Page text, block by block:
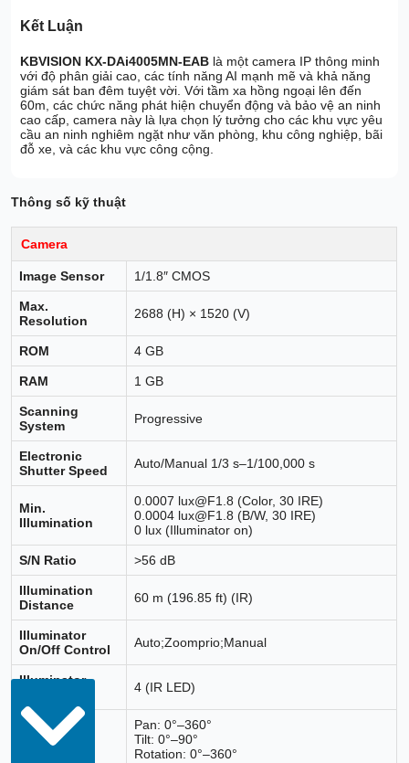
Kết Luận
KBVISION KX-DAi4005MN-EAB là một camera IP thông minh
với độ phân giải cao, các tính năng AI mạnh mẽ và khả năng
giám sát ban đêm tuyệt vời. Với tầm xa hồng ngoại lên đến
60m, các chức năng phát hiện chuyển động và bảo vệ an ninh
cao cấp, camera này là lựa chọn lý tưởng cho các khu vực yêu
cầu an ninh nghiêm ngặt như văn phòng, khu công nghiệp, bãi
đỗ xe, và các khu vực công cộng.
Thông số kỹ thuật
Camera
Image Sensor 1/1.8″ CMOS
Max.
Resolution
2688 (H) × 1520 (V)
ROM 4 GB
RAM 1 GB
Scanning
System
Progressive
Electronic
Shutter Speed
Auto/Manual 1/3 s–1/100,000 s
Min.
Illumination
0.0007 lux@F1.8 (Color, 30 IRE)
0.0004 lux@F1.8 (B/W, 30 IRE)
0 lux (Illuminator on)
S/N Ratio >56 dB
Illumination
Distance
60 m (196.85 ft) (IR)
Illuminator
On/Off Control
Auto;Zoomprio;Manual
Illuminator
4 (IR LED)
Angle
Adjustment
Pan: 0°–360°
Tilt: 0°–90°
Rotation: 0°–360°